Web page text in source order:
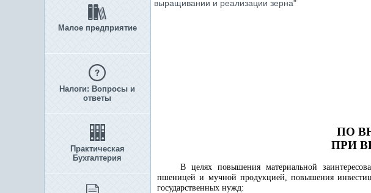
Малое предприятие
Налоги: Вопросы и
ответы
Практическая
Бухгалтерия
выращивании и реализации зерна"
ПО
ПРИ
В целях повышения материальной
пшеницей и мучной продукцией, повышения
государственных нужд: